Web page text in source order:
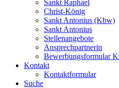
Sankt Raphael
Christ-König
Sankt Antonius (Kbw)
Sankt Antonius
Stellenangebote
Ansprechpartnerin
Bewerbungsformular
Kontakt
Kontaktformular
Suche